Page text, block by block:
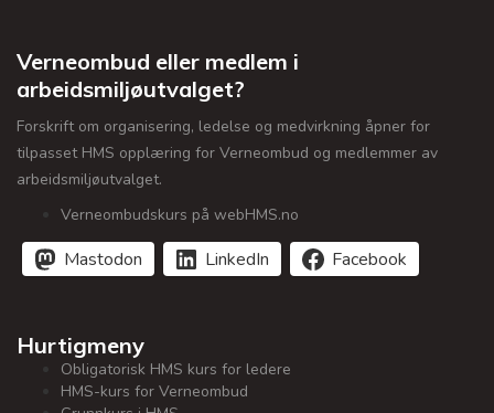
Verneombud eller medlem i
arbeidsmiljøutvalget?
Forskrift om organisering, ledelse og medvirkning åpner for
tilpasset HMS opplæring for Verneombud og medlemmer av
arbeidsmiljøutvalget.
Verneombudskurs på webHMS.no
Mastodon LinkedIn Facebook
Hurtigmeny
Obligatorisk HMS kurs for ledere
HMS-kurs for Verneombud